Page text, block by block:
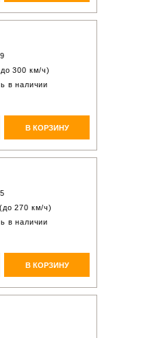
300 км/ч)
в наличии
В КОРЗИНУ
270 км/ч)
в наличии
В КОРЗИНУ